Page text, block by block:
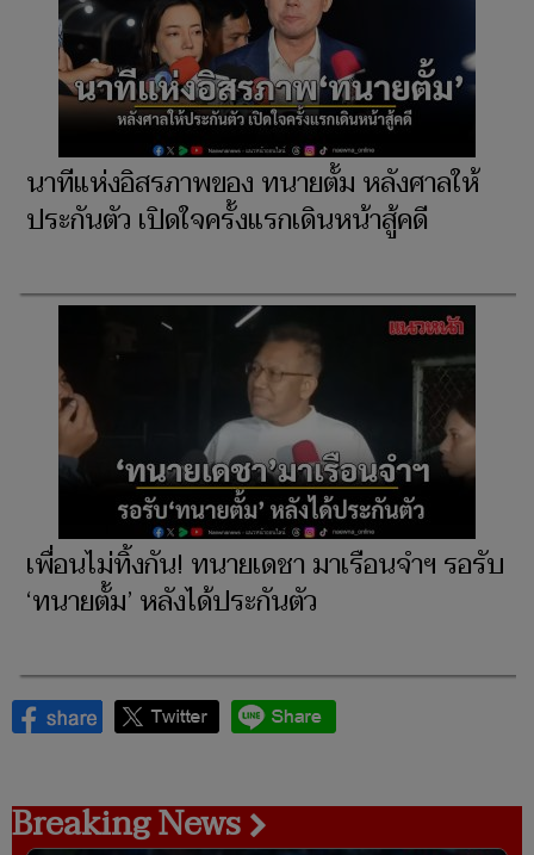
นาทีแห่งอิสรภาพของ ทนายตั้ม หลังศาลให้
ประกันตัว เปิดใจครั้งแรกเดินหน้าสู้คดี
เพื่อนไม่ทิ้งกัน! ทนายเดชา มาเรือนจำฯ รอรับ
‘ทนายตั้ม’ หลังได้ประกันตัว
Breaking News